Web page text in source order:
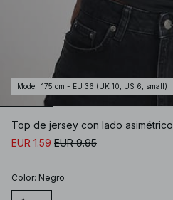
Model : 175 cm - EU 36 (UK 10, US 6, small)
Top de jersey con lado asimétrico
EUR 1.59 EUR 9.95
Color: Negro